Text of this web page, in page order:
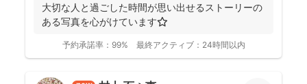
大切な人と過ごした時間が思い出せるストーリーの
ある写真を心がけています⭐️
予約承諾率： 99% 最終アクティブ： 24時間以内